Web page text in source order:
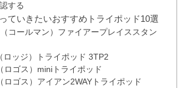
する
ていきたいおすすめトライポッド10選
コールマン）ファイアープレイススタン
ロッジ）トライポッド 3TP2
ロゴス）miniトライポッド
ロゴス）アイアン2WAYトライポッド